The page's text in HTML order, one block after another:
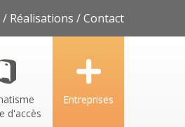
Réalisations Contact
d'accès
Entreprises